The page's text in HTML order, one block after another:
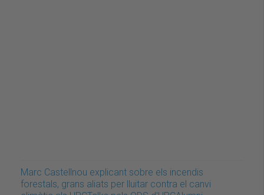
Marc Castellnou explicant sobre els incendis
forestals, grans aliats per lluitar contra el canvi